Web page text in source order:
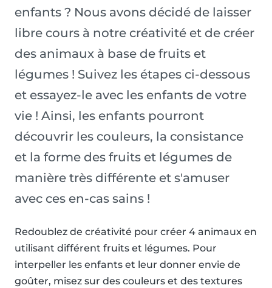
enfants ? Nous avons décidé de laisser
libre cours à notre créativité et de créer
des animaux à base de fruits et
légumes ! Suivez les étapes ci-dessous
et essayez-le avec les enfants de votre
vie ! Ainsi, les enfants pourront
découvrir les couleurs, la consistance
et la forme des fruits et légumes de
manière très différente et s'amuser
avec ces en-cas sains !
Redoublez de créativité pour créer 4 animaux en
utilisant différent fruits et légumes. Pour
interpeller les enfants et leur donner envie de
goûter, misez sur des couleurs et des textures